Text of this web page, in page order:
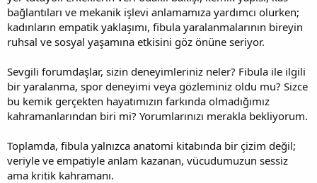
bağlantıları ve mekanik işlevi anlamamıza yardımcı olurken;
kadınların empatik yaklaşımı, fibula yaralanmalarının bireyin
ruhsal ve sosyal yaşamına etkisini göz önüne seriyor.
Sevgili forumdaşlar, sizin deneyimleriniz neler? Fibula ile ilgili
bir yaralanma, spor deneyimi veya gözleminiz oldu mu? Sizce
bu kemik gerçekten hayatımızın farkında olmadığımız
kahramanlarından biri mi? Yorumlarınızı merakla bekliyorum.
Toplamda, fibula yalnızca anatomi kitabında bir çizim değil;
veriyle ve empatiyle anlam kazanan, vücudumuzun sessiz
ama kritik kahramanı.